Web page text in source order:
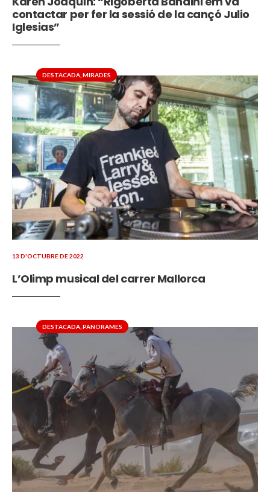
contactar per fer la sessió de la cançó Julio
Iglesias”
DESTACADA MIRADES
13 D'OCTUBRE DE 2022
L’Olimp musical del carrer Mallorca
DESTACADA PANORAMES